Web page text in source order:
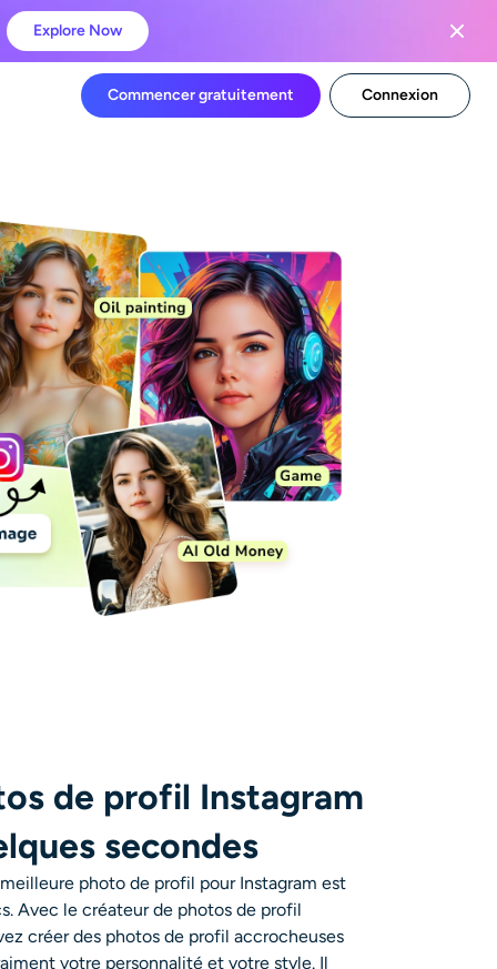
Explore Now
Commencer gratuitement Connexion
de profil Instagram
secondes
photo de profil pour Instagram est
Avec le créateur de photos de profil
créer des photos de profil accrocheuses
votre personnalité et votre style. Il